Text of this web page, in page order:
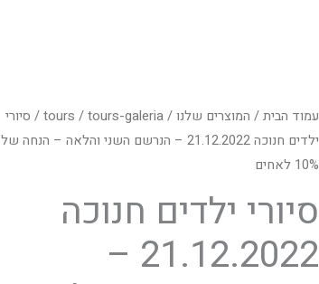
עמוד הבית/ המוצרים שלנו/
tours /tours-galeria
/ סיורי
ילדים חנוכה 21.12.2022 – הנרשם השני והלאה – הנחה של
10% לאחים
סיורי ילדים חנוכה
21.12.2022 –